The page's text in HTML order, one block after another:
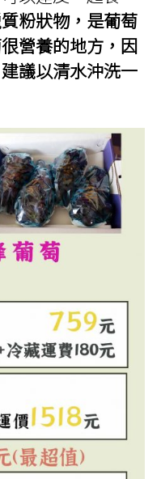
粉狀物，是葡萄
營養的地方，因
議以清水沖洗一